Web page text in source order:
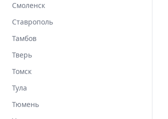
Смоленск
Ставрополь
Тамбов
Тверь
Томск
Тула
Тюмень